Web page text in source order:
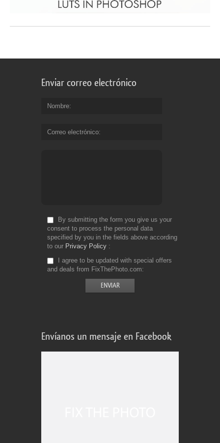
Enviar correo electrónico
Nombre
Correo electrónico
By submitting the form you give us your
consent to process the personal data
specified by you in the fields above according
to our Privacy Policy
I agree to be updated with special offers
and deals from FixThePhoto.com
Envíanos un mensaje en Facebook